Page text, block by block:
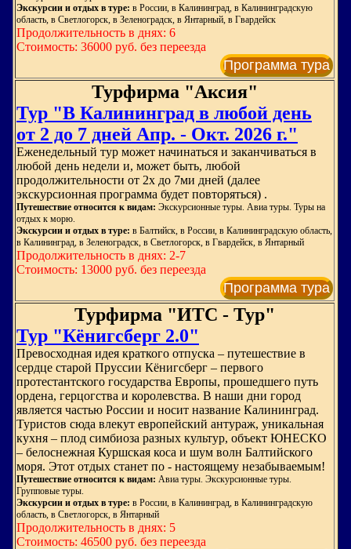
Экскурсии и отдых в туре: в России, в Калининград, в Калининградскую
область, в Светлогорск, в Зеленоградск, в Янтарный, в Гвардейск
Продолжительность в днях: 6
Стоимость: 36000 руб. без переезда
Программа тура
Турфирма "Аксия"
Тур "В Калининград в любой день
от 2 до 7 дней Апр. - Окт. 2026 г."
Еженедельный тур может начинаться и заканчиваться в
любой день недели и, может быть, любой
продолжительности от 2х до 7ми дней (далее
экскурсионная программа будет повторяться) .
Путешествие относится к видам: Экскурсионные туры. Авиа туры. Туры на
отдых к морю.
Экскурсии и отдых в туре: в Балтийск, в России, в Калининградскую область,
в Калининград, в Зеленоградск, в Светлогорск, в Гвардейск, в Янтарный
Продолжительность в днях: 2-7
Стоимость: 13000 руб. без переезда
Программа тура
Турфирма "ИТС - Тур"
Тур "Кёнигсберг 2.0"
Превосходная идея краткого отпуска – путешествие в
сердце старой Пруссии Кёнигсберг – первого
протестантского государства Европы, прошедшего путь
ордена, герцогства и королевства. В наши дни город
является частью России и носит название Калининград.
Туристов сюда влекут европейский антураж, уникальная
кухня – плод симбиоза разных культур, объект ЮНЕСКО
– белоснежная Куршская коса и шум волн Балтийского
моря. Этот отдых станет по - настоящему незабываемым!
Путешествие относится к видам: Авиа туры. Экскурсионные туры.
Групповые туры.
Экскурсии и отдых в туре: в России, в Калининград, в Калининградскую
область, в Светлогорск, в Янтарный
Продолжительность в днях: 5
Стоимость: 46500 руб. без переезда